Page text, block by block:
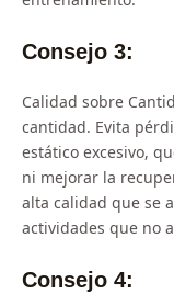
Consejo 3:
Calidad sobre
cantidad. Evita
estático excesivo,
ni mejorar la
alta calidad que se
actividades que no
Consejo 4: